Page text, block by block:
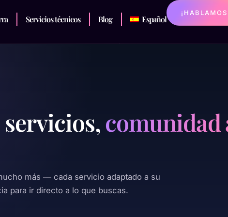
Servicios técnicos Blog Español
comunidad
más — cada servicio adaptado a su
para ir directo a lo que buscas.